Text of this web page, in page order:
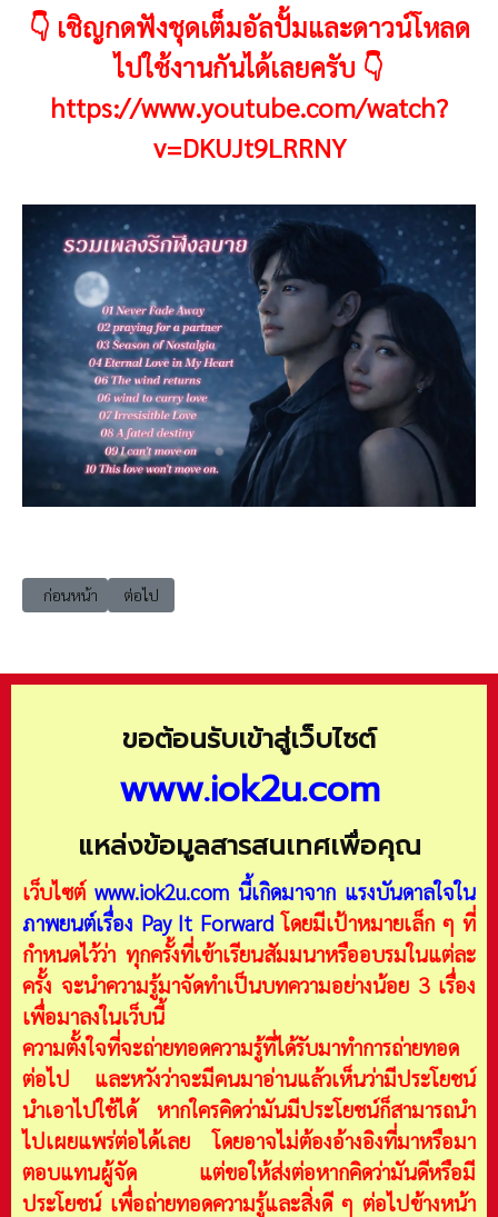
👇 เชิญกดฟังชุดเต็มอัลปั้มและดาวน์โหลด
ไปใช้งานกันได้เลยครับ 👇
https://www.youtube.com/watch?
v=DKUJt9LRRNY
เนื้อหาก่อนหน้า: 202507-love08 บุพเพร้อยใจ (A fated destiny)
ก่อนหน้า เนื้อหาถัดไป: 202507-love10 รักนี้ไม่อาจเปลี่ยนแปลง
ต่อไป
ขอต้อนรับเข้าสู่เว็บไซต์
www.iok2u.com
แหล่งข้อมูลสารสนเทศเพื่อคุณ
เว็บไซต์ www.iok2u.com นี้เกิดมาจาก แรงบันดาลใจใน
ภาพยนต์เรื่อง Pay It Forward โดยมีเป้าหมายเล็ก ๆ ที่
กำหนดไว้ว่า ทุกครั้งที่เข้าเรียนสัมมนาหรืออบรมในแต่ละ
ครั้ง จะนำความรู้มาจัดทำเป็นบทความอย่างน้อย 3 เรื่อง
เพื่อมาลงในเว็บนี้
ความตั้งใจที่จะถ่ายทอดความรู้ที่ได้รับมาทำการถ่ายทอด
ต่อไป และหวังว่าจะมีคนมาอ่านแล้วเห็นว่ามีประโยชน์
นำเอาไปใช้ได้ หากใครคิดว่ามันมีประโยชน์ก็สามารถนำ
ไปเผยแพร่ต่อได้เลย โดยอาจไม่ต้องอ้างอิงที่มาหรือมา
ตอบแทนผู้จัด แต่ขอให้ส่งต่อหากคิดว่ามันดีหรือมี
ประโยชน์ เพื่อถ่ายทอดความรู้และสิ่งดี ๆ ต่อไปข้างหน้า